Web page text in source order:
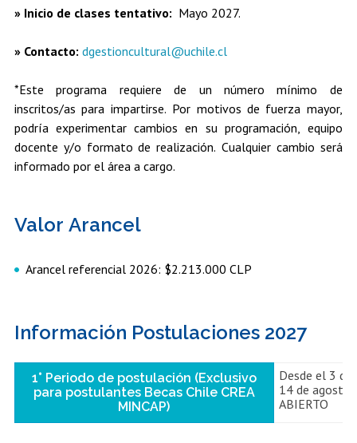
» Inicio de clases tentativo: Mayo 2027.
» Contacto: dgestioncultural@uchile.cl
*Este programa requiere de un número mínimo de
inscritos/as para impartirse. Por motivos de fuerza mayor,
podría experimentar cambios en su programación, equipo
docente y/o formato de realización. Cualquier cambio será
informado por el área a cargo.
Valor Arancel
Arancel referencial 2026: $2.213.000 CLP
Información Postulaciones 2027
1° Periodo de postulación (Exclusivo
para postulantes Becas Chile CREA
MINCAP)
Desde el 3
14 de agosto
ABIERTO